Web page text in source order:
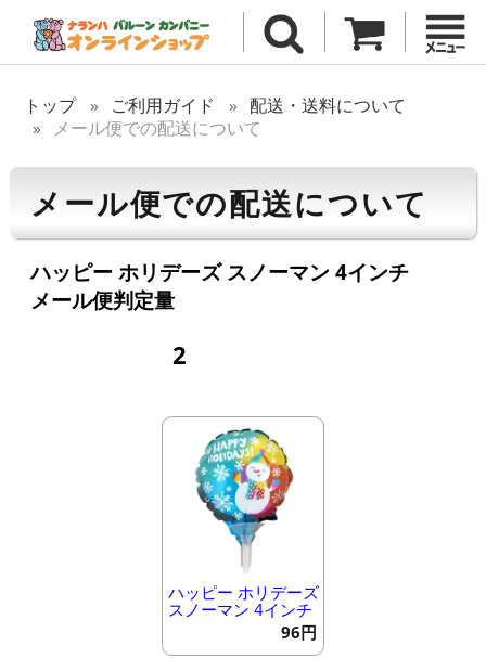
トップ ご利用ガイド
配送・送料について
メール便での配送について
メール便での配送について
ハッピー ホリデーズ スノーマン 4インチ
メール便判定量
2
ハッピー ホリデーズ
スノーマン 4インチ
96円